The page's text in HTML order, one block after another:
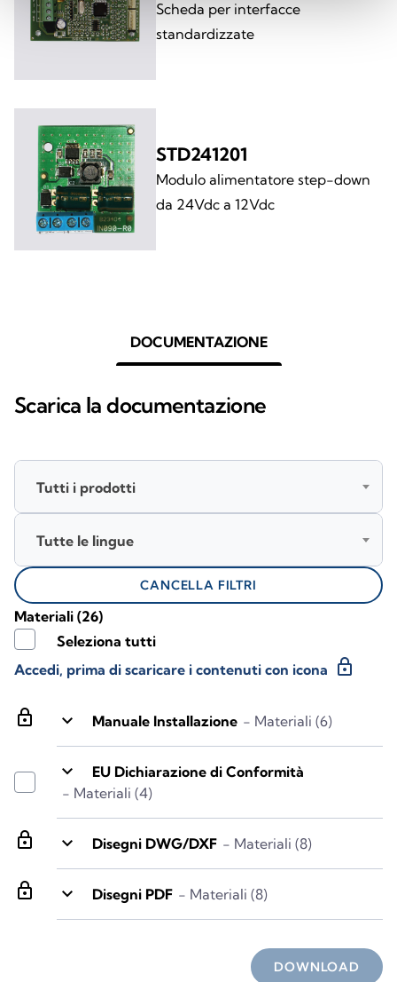
Scheda per interfacce
standardizzate
STD241201
Modulo alimentatore step-down
da 24Vdc a 12Vdc
DOCUMENTAZIONE
Scarica la documentazione
lock keyboard_arrow_down Manuale Installazione - Materiali (6)
keyboard_arrow_down
EU Dichiarazione di Conformità
- Materiali (4)
lock keyboard_arrow_down Disegni DWG/DXF - Materiali (8)
lock keyboard_arrow_down Disegni PDF - Materiali (8)
Materiali (26)
Seleziona tutti
Accedi, prima di scaricare i contenuti con icona lock
Tutti i prodotti
Tutte le lingue
CANCELLA FILTRI
DOWNLOAD